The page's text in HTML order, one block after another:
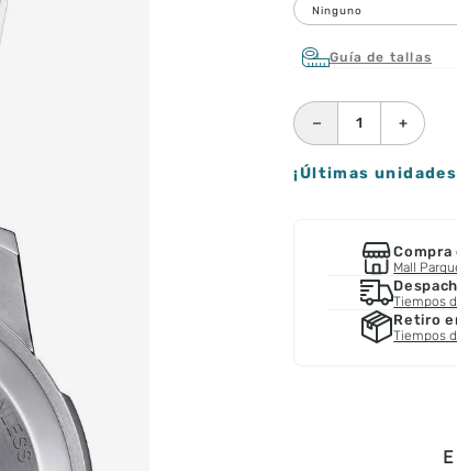
Ninguno
Guía de tallas
＋
－
¡Últimas
Compra
Mall
Tiempos
Retiro
Tiempos